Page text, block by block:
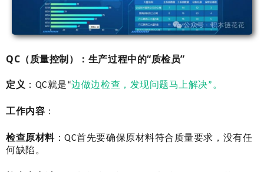
QC（质量控制）：生产过程中的“质检员”
定义 ：QC就是“边做边检查，发现问题马上解决”。
工作内容 ：
检查原材料：QC首先要确保原材料符合质量要求，没有任
何缺陷。